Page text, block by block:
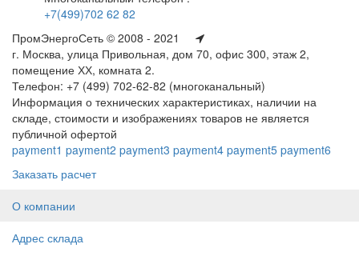
+7(499)702 62 82
ПромЭнергоСеть © 2008 - 2021
г. Москва, улица Привольная, дом 70, офис 300, этаж 2,
помещение ХХ, комната 2.
Телефон: +7 (499) 702-62-82 (многоканальный)
Информация о технических характеристиках, наличии на
складе, стоимости и изображениях товаров не является
публичной офертой
payment1 payment2 payment3 payment4 payment5 payment6
Заказать расчет
О компании
Адрес склада